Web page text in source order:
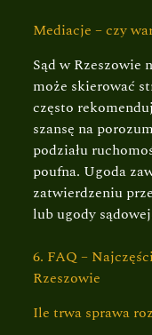
Mediacje – czy
Sąd w Rzeszowie
może skierować
często
szansę na
podziału
poufna. Ugoda
zatwierdzeniu
lub ugody
6. FAQ –
Rzeszowie
Ile trwa sprawa